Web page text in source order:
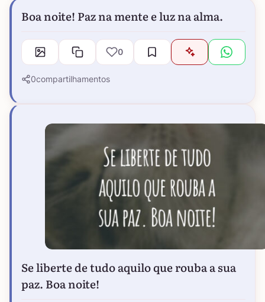
Boa noite! Paz na mente e luz na alma.
0
0compartilhamentos
Se liberte de tudo aquilo que rouba a sua
paz. Boa noite!